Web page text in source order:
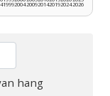
1999200420092014201920242026
hang